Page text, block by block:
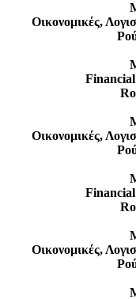
Οικονομικές,
Οικονομικές,
Οικονομικές,